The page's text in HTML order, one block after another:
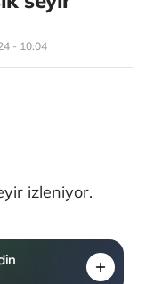
- 10:04
izleniyor.